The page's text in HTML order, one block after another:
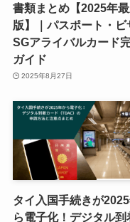
書類まとめ【2025年
版】｜パスポート・ビ
SGアライバルカード
ガイド
2025年8月27日
タイ入国手続きが
ら電子化！デジタル到